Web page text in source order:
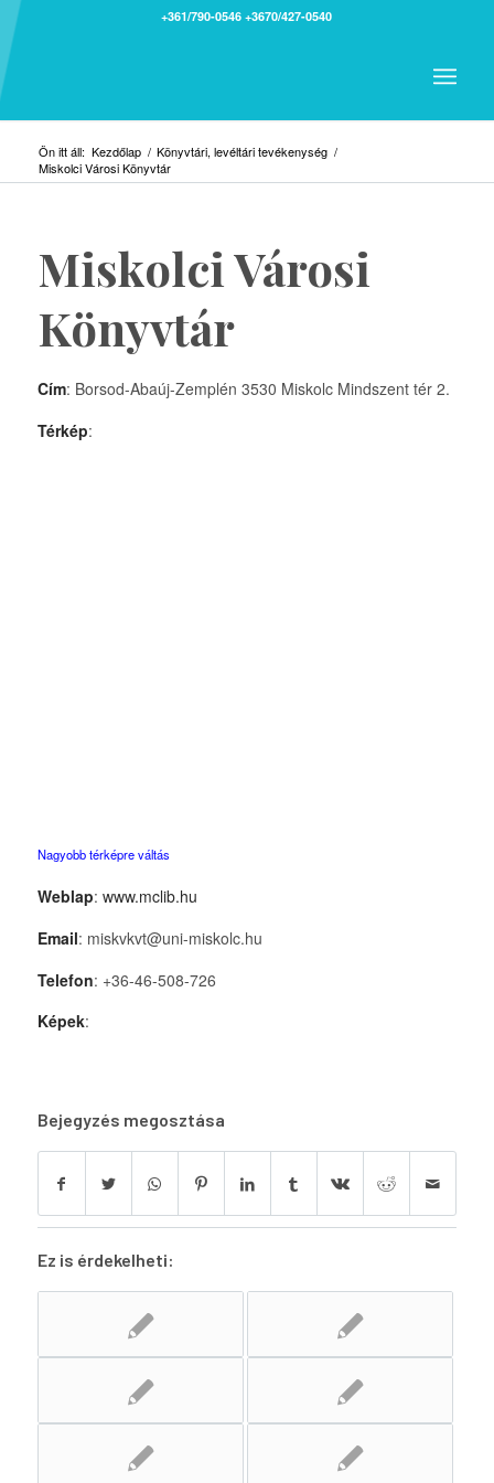
+361/790-0546 +3670/427-0540
Ön itt áll: Kezdőlap / Könyvtári, levéltári tevékenység /
Miskolci Városi Könyvtár
Miskolci Városi
Könyvtár
Cím: Borsod-Abaúj-Zemplén 3530 Miskolc Mindszent tér 2.
Térkép:
Nagyobb térképre váltás
Weblap: www.mclib.hu
Email: miskvkvt@uni-miskolc.hu
Telefon: +36-46-508-726
Képek:
Bejegyzés megosztása
Ez is érdekelheti: